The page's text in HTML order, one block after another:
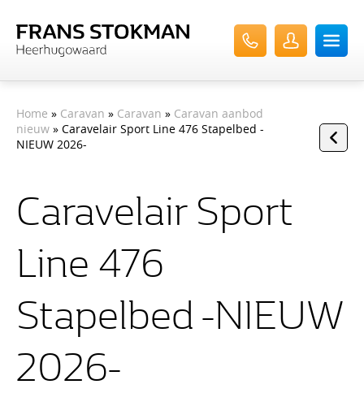
Home » Caravan » Caravan » Caravan aanbod
nieuw » Caravelair Sport Line 476 Stapelbed -
NIEUW 2026-
Caravelair Sport
Line 476
Stapelbed -NIEUW
2026-